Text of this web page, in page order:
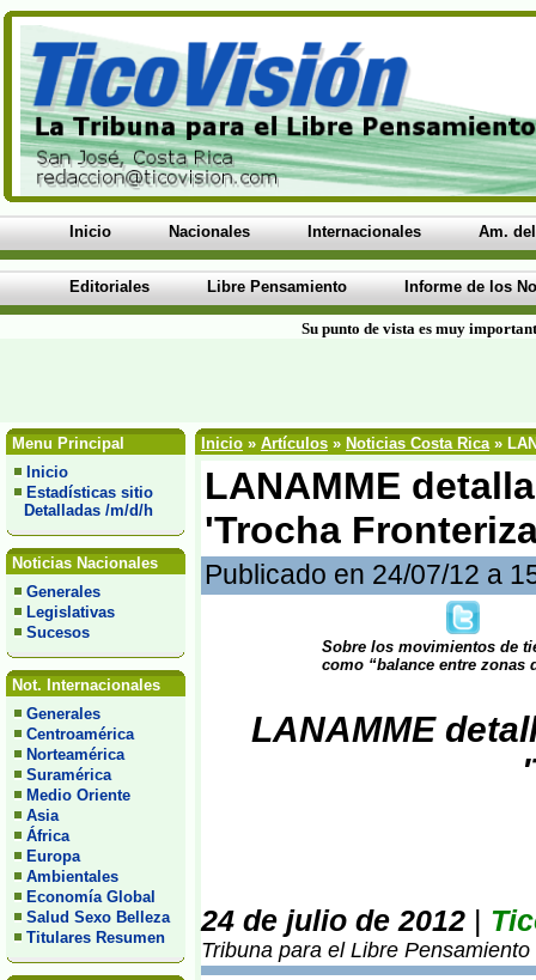
Inicio Nacionales Internacionales Am.
Editoriales Libre Pensamiento Informe de los
Su punto de vista es muy
Menu Principal
Inicio
Estadísticas sitio
Detalladas /m/d/h
Noticias Nacionales
Generales
Legislativas
Sucesos
Not. Internacionales
Generales
Centroamérica
Norteamérica
Suramérica
Medio Oriente
Asia
África
Europa
Ambientales
Economía Global
Salud Sexo Belleza
Titulares Resumen
Inicio » Artículos » Noticias Costa Rica»
LANAMME
'Trocha
Publicado en 24/07/12 a
Sobre los movimientos de
como “balance entre zonas
LANAMME
24 de julio de 2012 |
Tribuna para el Libre Pensamiento